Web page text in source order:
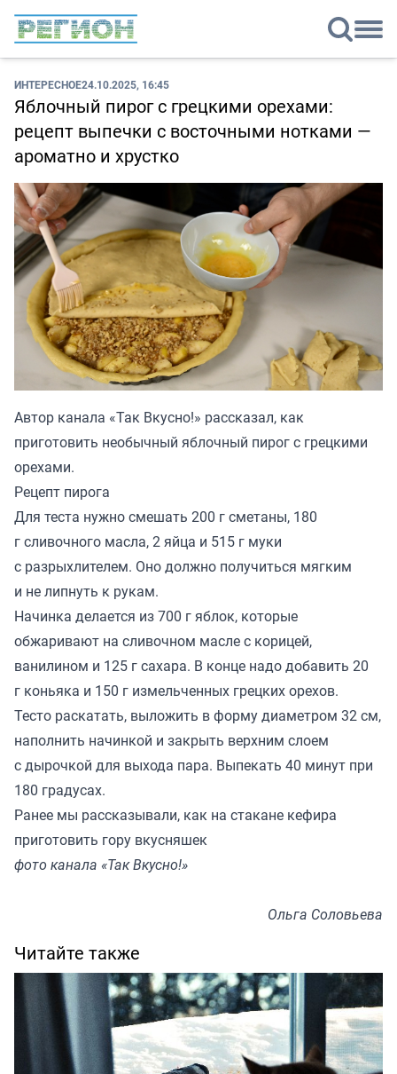
ИНТЕРЕСНОЕ24.10.2025, 16:45
Яблочный пирог с грецкими орехами:
рецепт выпечки с восточными нотками —
ароматно и хрустко
Автор канала «Так Вкусно!» рассказал, как
приготовить необычный яблочный пирог с грецкими
орехами.
Рецепт пирога
Для теста нужно смешать 200 г сметаны, 180
г сливочного масла, 2 яйца и 515 г муки
с разрыхлителем. Оно должно получиться мягким
и не липнуть к рукам.
Начинка делается из 700 г яблок, которые
обжаривают на сливочном масле с корицей,
ванилином и 125 г сахара. В конце надо добавить 20
г коньяка и 150 г измельченных грецких орехов.
Тесто раскатать, выложить в форму диаметром 32 см,
наполнить начинкой и закрыть верхним слоем
с дырочкой для выхода пара. Выпекать 40 минут при
180 градусах.
Ранее мы рассказывали, как на стакане кефира
приготовить гору вкусняшек
фото канала «Так Вкусно!»
Ольга Соловьева
Читайте также